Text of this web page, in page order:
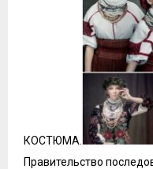
КОСТЮМА.
Правительство